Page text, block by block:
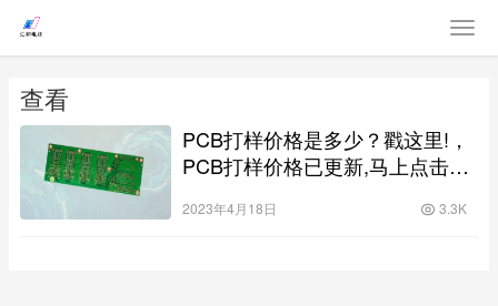
查看
PCB打样价格是多少？戳这里!，
PCB打样价格已更新,马上点击查
2023年4月18日 3.3K